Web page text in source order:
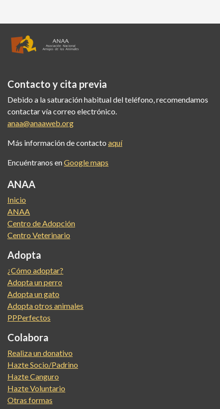
Contacto y cita previa
Debido a la saturación habitual del teléfono, recomendamos
contactar vía correo electrónico.
anaa@anaaweb.org
Más información de contacto aquí
Encuéntranos enGoogle maps
ANAA
Inicio
ANAA
Centro de Adopción
Centro Veterinario
Adopta
¿Cómo adoptar?
Adopta un perro
Adopta un gato
Adopta otros animales
PPPerfectos
Colabora
Realiza un donativo
Hazte Socio/Padrino
Hazte Canguro
Hazte Voluntario
Otras formas